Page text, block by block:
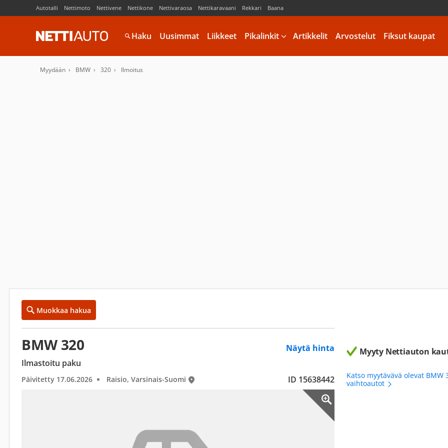
Autotalli Nettimoto Nettivene Nettikone Nettivaraosa Nettikaravaani Rekkari Baana
Haku Uusimmat Liikkeet Pikalinkit Artikkelit Arvostelut Fiksut kaupat
Myydään BMW 320 Ilmoitus
Muokkaa hakua
BMW 320
Näytä hinta
Ilmastoitu paku
Päivitetty 17.06.2026 Raisio, Varsinais-Suomi ID 15638442
Myyty Nettiauton
Katso myytävävä olevat BMW
vaihtoautot